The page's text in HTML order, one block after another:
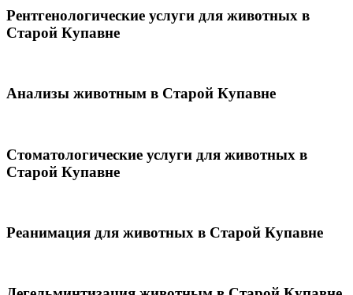
Рентгенологические услуги для животных в
Старой Купавне
Анализы животным в Старой Купавне
Стоматологические услуги для животных в
Старой Купавне
Реанимация для животных в Старой Купавне